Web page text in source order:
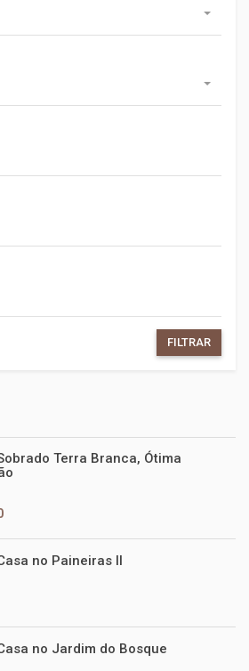
FILTRAR
Terra Branca, Ótima
no Paineiras II
no Jardim do Bosque